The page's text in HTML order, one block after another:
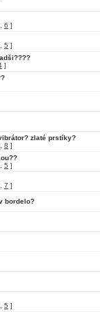
6 ]
5 ]
]
zlaté prstíky?
8 ]
5 ]
7 ]
bordelo?
5 ]